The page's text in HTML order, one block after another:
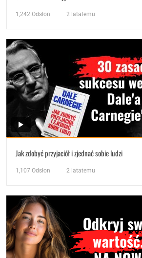
1,242 Odsłon 2 latatemu
Jak zdobyć przyjaciół i zjednać sobie ludzi
1,107 Odsłon 2 latatemu